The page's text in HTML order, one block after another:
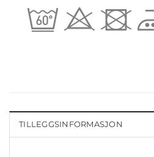
TILLEGGSINFORMASJON